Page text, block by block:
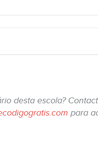
desta escola?
para